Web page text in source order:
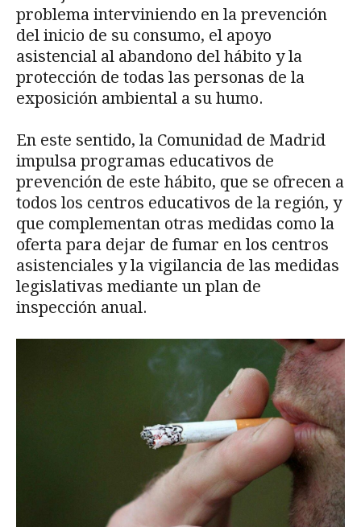
problema interviniendo en la prevención
del inicio de su consumo, el apoyo
asistencial al abandono del hábito y la
protección de todas las personas de la
exposición ambiental a su humo.
En este sentido, la Comunidad de Madrid
impulsa programas educativos de
prevención de este hábito, que se ofrecen a
todos los centros educativos de la región, y
que complementan otras medidas como la
oferta para dejar de fumar en los centros
asistenciales y la vigilancia de las medidas
legislativas mediante un plan de
inspección anual.